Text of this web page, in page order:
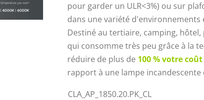
pour garder un ULR<3%) ou sur
dans une variété d'environnements
Destiné au tertiaire, camping,
qui consomme très peu grâce à la
réduire de plus de 100 % votre coût
rapport à une lampe
CLA_AP_1850.20.PK_CL